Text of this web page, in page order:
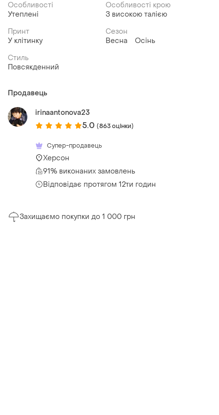
Особливості
Утеплені
Особливості крою
З високою талією
Принт
У клітинку
Сезон
Весна
Осінь
Стиль
Повсякденний
Продавець
irinaantonova23
5.0 (863 оцінки)
Супер-продавець
Херсон
91% виконаних замовлень
Відповідає протягом 12ти годин
Захищаємо покупки до 1 000 грн